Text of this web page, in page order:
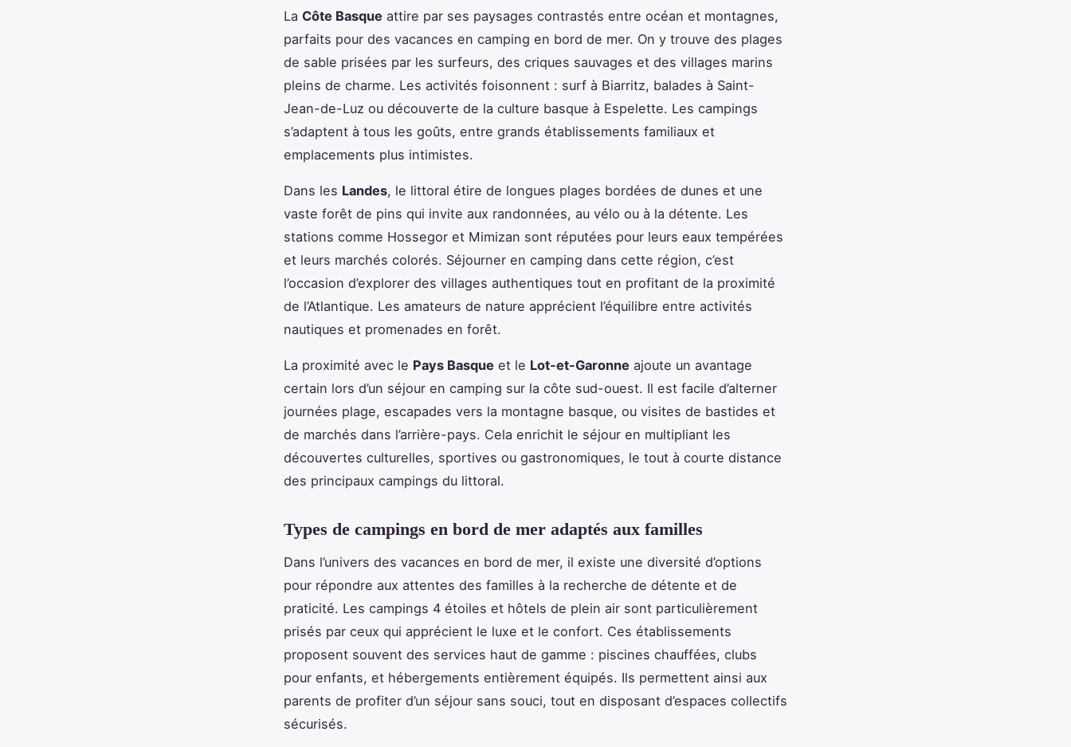
La Côte Basque attire par ses paysages contrastés entre océan et montagnes,
parfaits pour des vacances en camping en bord de mer. On y trouve des plages
de sable prisées par les surfeurs, des criques sauvages et des villages marins
pleins de charme. Les activités foisonnent : surf à Biarritz, balades à Saint-
Jean-de-Luz ou découverte de la culture basque à Espelette. Les campings
s’adaptent à tous les goûts, entre grands établissements familiaux et
emplacements plus intimistes.
Dans les Landes, le littoral étire de longues plages bordées de dunes et une
vaste forêt de pins qui invite aux randonnées, au vélo ou à la détente. Les
stations comme Hossegor et Mimizan sont réputées pour leurs eaux tempérées
et leurs marchés colorés. Séjourner en camping dans cette région, c’est
l’occasion d’explorer des villages authentiques tout en profitant de la proximité
de l’Atlantique. Les amateurs de nature apprécient l’équilibre entre activités
nautiques et promenades en forêt.
La proximité avec le Pays Basque et le Lot-et-Garonne ajoute un avantage
certain lors d’un séjour en camping sur la côte sud-ouest. Il est facile d’alterner
journées plage, escapades vers la montagne basque, ou visites de bastides et
de marchés dans l’arrière-pays. Cela enrichit le séjour en multipliant les
découvertes culturelles, sportives ou gastronomiques, le tout à courte distance
des principaux campings du littoral.
Types de campings en bord de mer adaptés aux familles
Dans l’univers des vacances en bord de mer, il existe une diversité d’options
pour répondre aux attentes des familles à la recherche de détente et de
praticité. Les campings 4 étoiles et hôtels de plein air sont particulièrement
prisés par ceux qui apprécient le luxe et le confort. Ces établissements
proposent souvent des services haut de gamme : piscines chauffées, clubs
pour enfants, et hébergements entièrement équipés. Ils permettent ainsi aux
parents de profiter d’un séjour sans souci, tout en disposant d’espaces collectifs
sécurisés.